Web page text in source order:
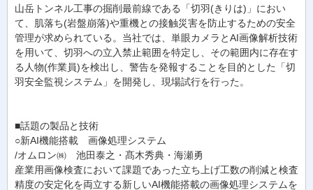
山岳トンネル工事の掘削最前線である「切羽(きりは)」におい
て、肌落ち(岩盤崩落)や重機との接触災害を防止するための安全
管理が求められている。当社では、単眼カメラとAI画像解析技術
を用いて、切羽への立入禁止範囲を特定し、その範囲内に存在す
る人物(作業員)を検出し、警告を発報することを目的とした「切
羽安全監視システム」を開発し、現場試行を行った。
■話題の製品と技術
○新AI機能搭載 画像処理システム
/オムロン㈱ 池田泰之・髙木秀典・海瀬勇
産業用画像検査において課題であった立ち上げ工数の削減と検査
精度の安定化を両立する新しいAI機能搭載の画像処理システムを